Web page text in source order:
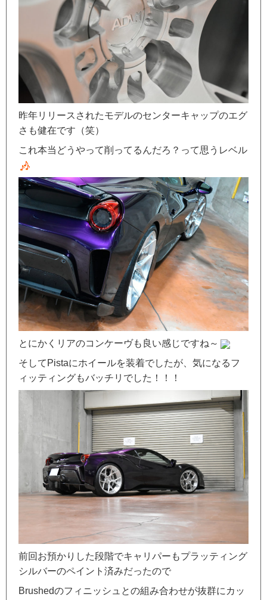
昨年リリースされたモデルのセンターキャップのエグ
さも健在です（笑）
これ本当どうやって削ってるんだろ？って思うレベル
とにかくリアのコンケーヴも良い感じですね～
そしてPistaにホイールを装着でしたが、気になるフ
ィッティングもバッチリでした！！！
前回お預かりした段階でキャリパーもプラッティング
シルバーのペイント済みだったので
Brushedのフィニッシュとの組み合わせが抜群にカッ